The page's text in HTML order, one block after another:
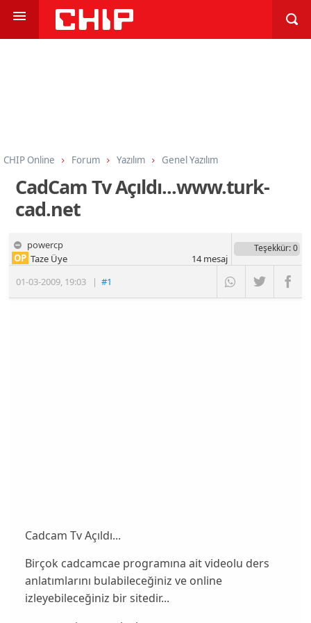
CHIP Online Forum Yazılım Genel Yazılım
CadCam Tv Açıldı...www.turk-
cad.net
powercp
01-03-2009, 19:03 |#1
OP Taze Üye
Teşekkür: 0
14mesaj
Cadcam Tv Açıldı...
Birçok cadcamcae programına ait videolu ders
anlatımlarını bulabileceğiniz ve online
izleyebileceğiniz bir sitedir...